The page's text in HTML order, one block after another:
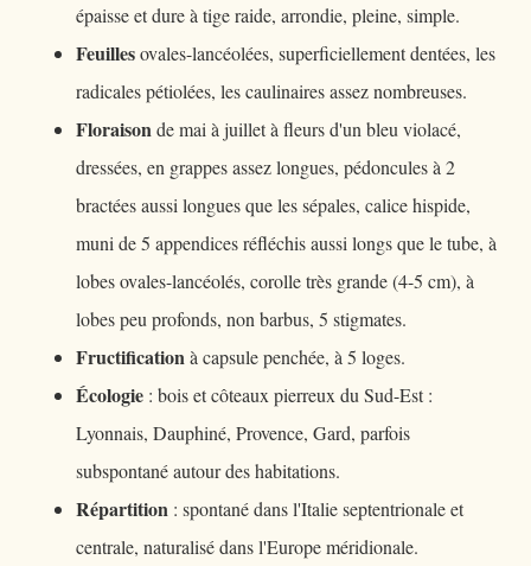
épaisse et dure à tige raide, arrondie, pleine, simple.
Feuillesovales-lancéolées, superficiellement dentées, les
radicales pétiolées, les caulinaires assez nombreuses.
Floraisonde mai à juillet à fleurs d'un bleu violacé,
dressées, en grappes assez longues, pédoncules à 2
bractées aussi longues que les sépales, calice hispide,
muni de 5 appendices réfléchis aussi longs que le tube, à
lobes ovales-lancéolés, corolle très grande (4-5 cm), à
lobes peu profonds, non barbus, 5 stigmates.
Fructificationà capsule penchée, à 5 loges.
Écologie : bois et côteaux pierreux du Sud-Est :
Lyonnais, Dauphiné, Provence, Gard, parfois
subspontané autour des habitations.
Répartition : spontané dans l'Italie septentrionale et
centrale, naturalisé dans l'Europe méridionale.